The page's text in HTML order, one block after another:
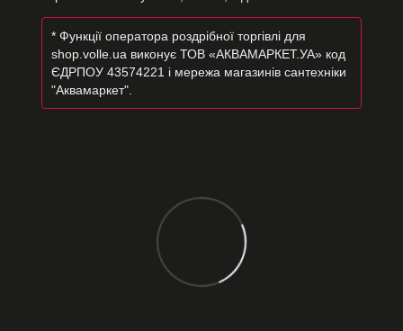
* Функції оператора роздрібної торгівлі для
shop.volle.ua виконує ТОВ «АКВАМАРКЕТ.УА» код
ЄДРПОУ 43574221 і мережа магазинів сантехніки
"Аквамаркет".